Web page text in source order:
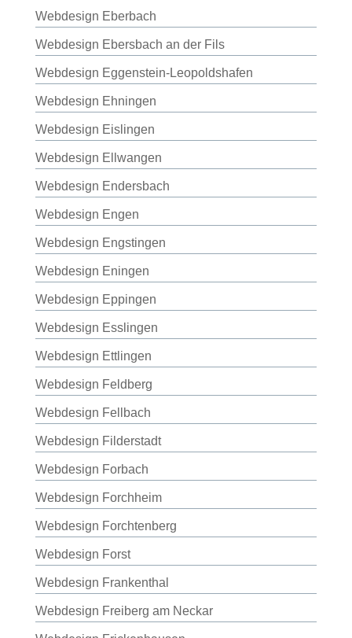
Webdesign Eberbach
Webdesign Ebersbach an der Fils
Webdesign Eggenstein-Leopoldshafen
Webdesign Ehningen
Webdesign Eislingen
Webdesign Ellwangen
Webdesign Endersbach
Webdesign Engen
Webdesign Engstingen
Webdesign Eningen
Webdesign Eppingen
Webdesign Esslingen
Webdesign Ettlingen
Webdesign Feldberg
Webdesign Fellbach
Webdesign Filderstadt
Webdesign Forbach
Webdesign Forchheim
Webdesign Forchtenberg
Webdesign Forst
Webdesign Frankenthal
Webdesign Freiberg am Neckar